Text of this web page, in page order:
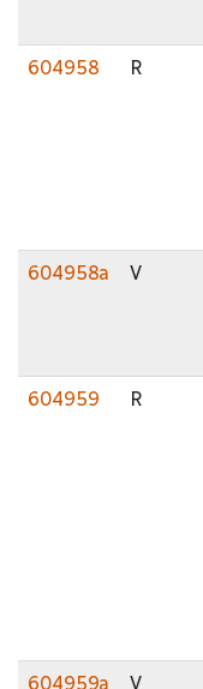
604958 R
604958a V
604959 R
604959a V